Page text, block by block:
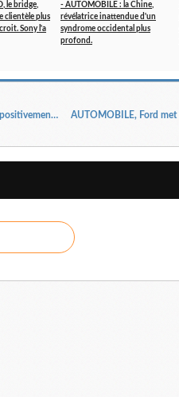
le bridge,
clientèle plus
Sony l'a
- AUTOMOBILE : la Chine,
révélatrice inattendue d'un
syndrome occidental plus
profond.
INDUSTRIE, Samsung Electronics pourrait positivement changer le destin des matières plastiques.